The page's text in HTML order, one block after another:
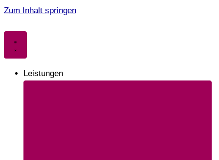
Zum Inhalt springen
Leistungen